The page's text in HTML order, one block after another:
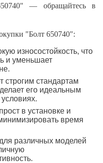
— обращайтесь в
"Болт 650740":
износостойкость, что
и уменьшает
строгим стандартам
его идеальным
в установке и
время
различных моделей